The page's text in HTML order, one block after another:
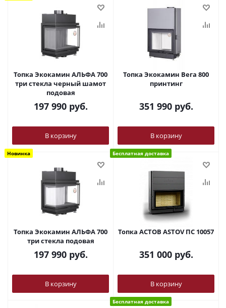
Топка Экокамин АЛЬФА 700
три стекла черный шамот
подовая
197 990руб.
В корзину
Топка Экокамин Вега 800
принтинг
351 990руб.
В корзину
Новинка
Топка Экокамин АЛЬФА 700
три стекла подовая
197 990руб.
В корзину
Бесплатная доставка
Топка АСТОВ ASTOV ПС 10057
351 000руб.
В корзину
Бесплатная доставка